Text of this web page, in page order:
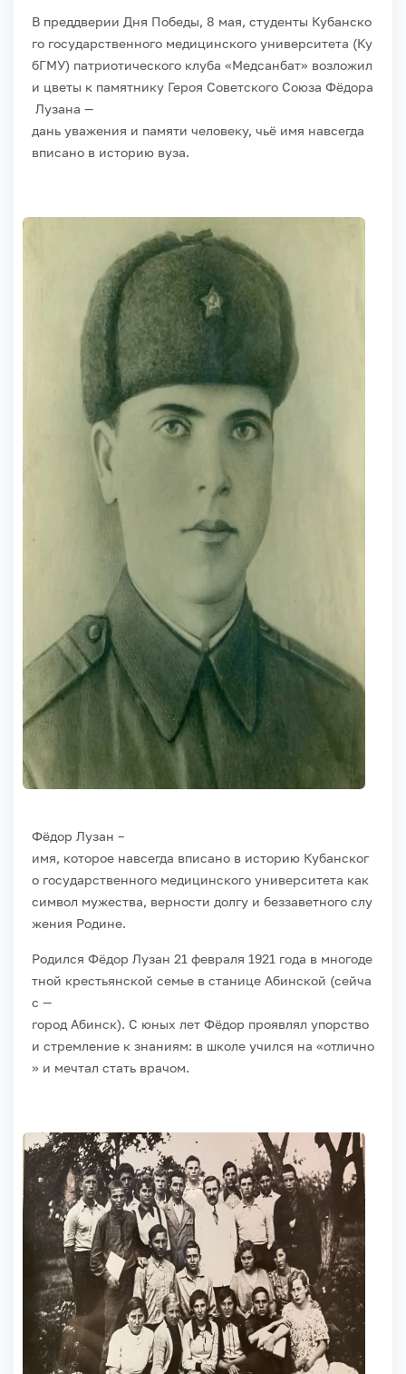
В преддверии Дня Победы, 8 мая, студенты Кубанско
го государственного медицинского университета (Ку
бГМУ) патриотического клуба «Медсанбат» возложил
и цветы к памятнику Героя Советского Союза Фёдора
Лузана —
дань уважения и памяти человеку, чьё имя навсегда
вписано в историю вуза.
Фёдор Лузан –
имя, которое навсегда вписано в историю Кубанског
о государственного медицинского университета как
символ мужества, верности долгу и беззаветного слу
жения Родине.
Родился Фёдор Лузан 21 февраля 1921 года в многоде
тной крестьянской семье в станице Абинской (сейча
с —
город Абинск). С юных лет Фёдор проявлял упорство
и стремление к знаниям: в школе учился на «отлично
» и мечтал стать врачом.